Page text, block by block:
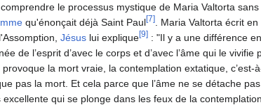
le processus mystique de Maria Valtorta
qu'énonçait déjà Saint Paul[7] . Maria Valtorta écrit
Jésus lui explique[9] : "Il y a une différence
de l’esprit d’avec le corps et d’avec l’âme qui le
provoque la mort vraie, la contemplation extatique,
pas la mort. Et cela parce que l’âme ne se détache
qui se plonge dans les feux de la